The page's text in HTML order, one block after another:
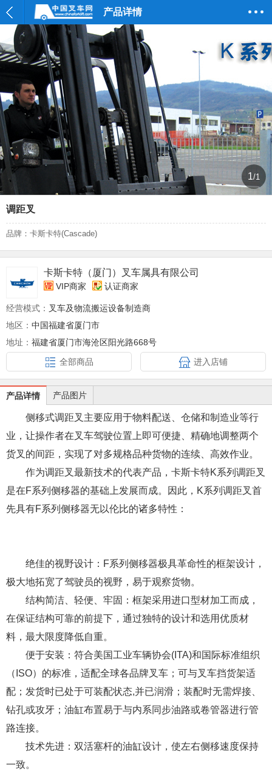
产品详情
1/1
调距叉
品牌：卡斯卡特(Cascade)
卡斯卡特（厦门）叉车属具有限公司
VIP商家 认证商家
经营模式： 叉车及物流搬运设备制造商
地区： 中国福建省厦门市
地址： 福建省厦门市海沧区阳光路668号
全部商品
进入店铺
产品详情 产品图片
侧移式调距叉主要应用于物料配送、仓储和制造业等行
业，让操作者在叉车驾驶位置上即可便捷、精确地调整两个
货叉的间距，实现了对多规格品种货物的连续、高效作业。
作为调距叉最新技术的代表产品，卡斯卡特K系列调距叉
是在F系列侧移器的基础上发展而成。因此，K系列调距叉首
先具有F系列侧移器无以伦比的诸多特性：
绝佳的视野设计：F系列侧移器极具革命性的框架设计，
极大地拓宽了驾驶员的视野，易于观察货物。
结构简洁、轻便、牢固：框架采用进口型材加工而成，
在保证结构可靠的前提下，通过独特的设计和选用优质材
料，最大限度降低自重。
便于安装：符合美国工业车辆协会(ITA)和国际标准组织
（ISO）的标准，适配全球各品牌叉车；可与叉车挡货架适
配；发货时已处于可装配状态,并已润滑；装配时无需焊接、
钻孔或攻牙；油缸布置易于与内系同步油路或卷管器进行管
路连接。
技术先进：双活塞杆的油缸设计，使左右侧移速度保持
一致。